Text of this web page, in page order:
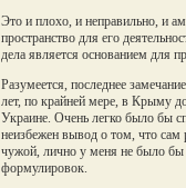
Это и плохо, и неправильно, и
пространство для его
дела является основанием для
Разумеется, последнее
лет, по крайней мере, в Крыму
Украине. Очень легко было бы
неизбежен вывод о том, что сам
чужой, лично у меня не было бы
формулировок.